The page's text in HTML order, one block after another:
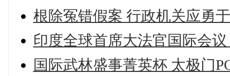
根除冤错假案 行政机关应勇
印度全球首席大法官国际会
国际武林盛事菁英杯 太极门